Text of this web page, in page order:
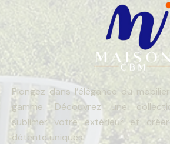
Plongez dans l’élégance du
gamme. Découvrez une
sublimer votre extérieur et
détente uniques.